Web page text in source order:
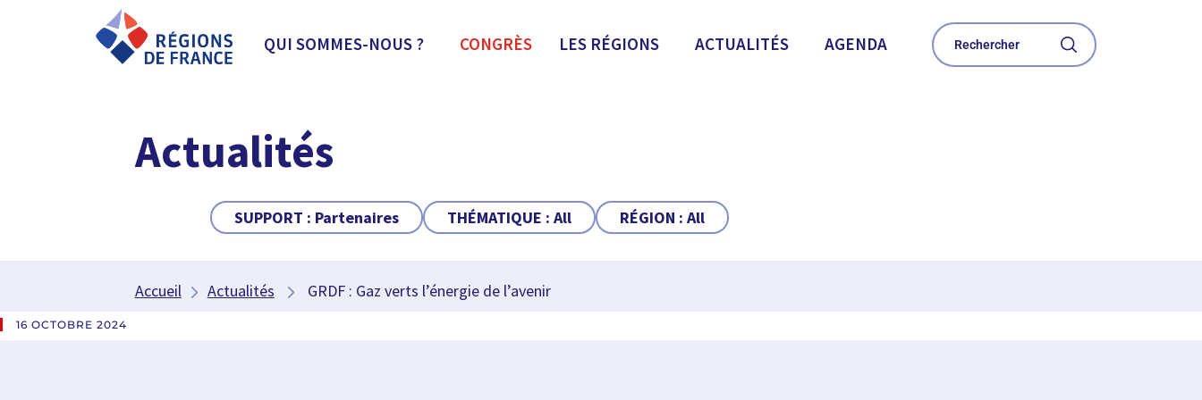
QUI SOMMES-NOUS ? CONGRÈS LES RÉGIONS ACTUALITÉS AGENDA
Actualités
SUPPORT : Partenaires THÉMATIQUE : All RÉGION : All
Accueil Actualités GRDF : Gaz verts l’énergie de l’avenir
16 OCTOBRE 2024